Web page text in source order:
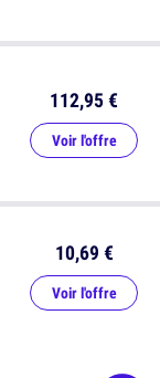
10,69 €
Voir l'offre
112,95 €
Voir l'offre